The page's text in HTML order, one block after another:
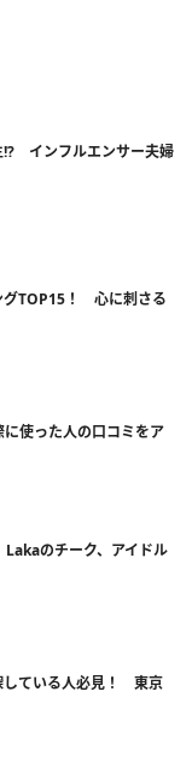
!? インフルエンサー夫婦
グTOP15！ 心に刺さる
使った人の口コミをア
Lakaのチーク、アイドル
している人必見！ 東京